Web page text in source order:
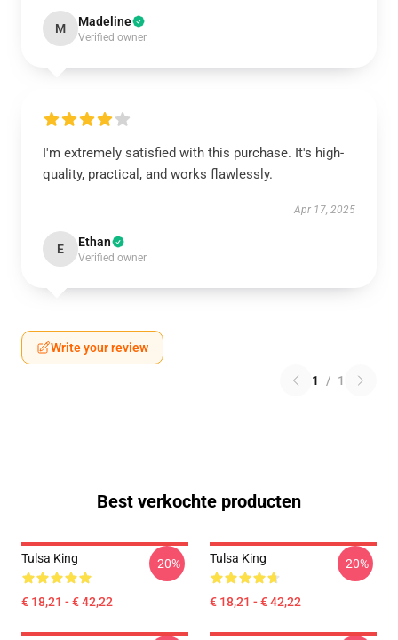
M Madeline
Verified owner
I'm extremely satisfied with this purchase. It's high-
quality, practical, and works flawlessly.
Apr 17, 2025
E Ethan
Verified owner
Write your review
1 / 1
Best verkochte producten
Tulsa King
€ 18,21 - € 42,22
-20% Tulsa King
€ 18,21 - € 42,22
-20%